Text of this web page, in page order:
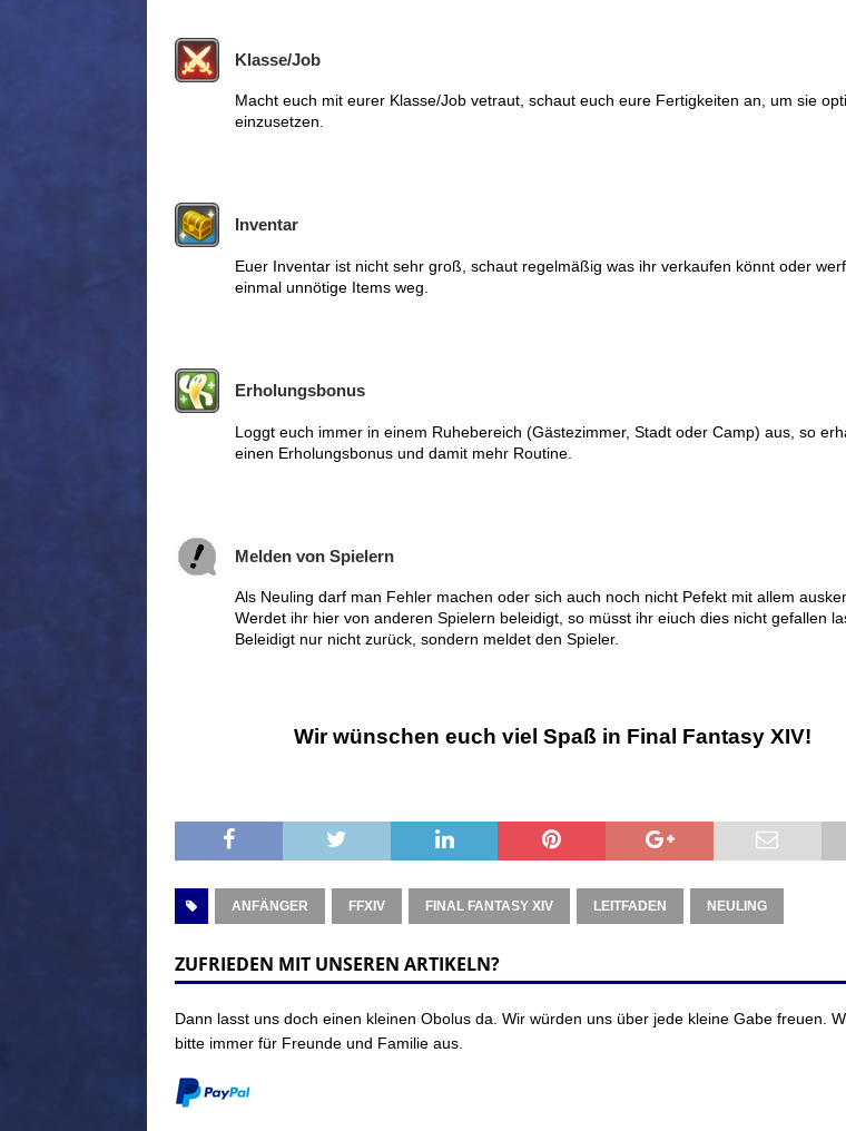
Klasse/Job
Macht euch mit eurer Klasse/Job vetraut, schaut euch eure Fertigkeiten an, um sie
einzusetzen.
Inventar
Euer Inventar ist nicht sehr groß, schaut regelmäßig was ihr verkaufen könnt oder
einmal unnötige Items weg.
Erholungsbonus
Loggt euch immer in einem Ruhebereich (Gästezimmer, Stadt oder Camp) aus, so
einen Erholungsbonus und damit mehr Routine.
Melden von Spielern
Als Neuling darf man Fehler machen oder sich auch noch nicht Pefekt mit allem
Werdet ihr hier von anderen Spielern beleidigt, so müsst ihr eiuch dies nicht gefallen
Beleidigt nur nicht zurück, sondern meldet den Spieler.
Wir wünschen euch viel Spaß in Final Fantasy XIV!
ANFÄNGER FFXIV FINAL FANTASY XIV LEITFADEN NEULING
ZUFRIEDEN MIT UNSEREN ARTIKELN?
Dann lasst uns doch einen kleinen Obolus da. Wir würden uns über jede kleine Gabe freuen.
bitte immer für Freunde und Familie aus.